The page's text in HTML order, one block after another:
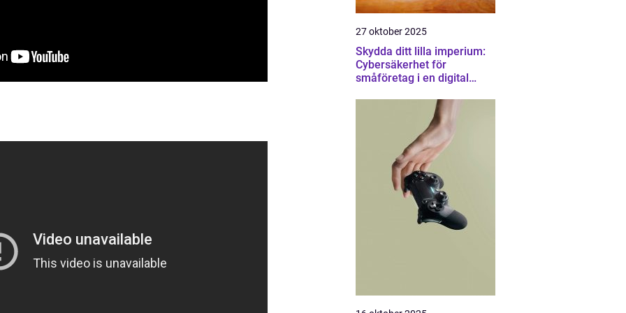
27 oktober 2025
Skydda ditt lilla imperium:
Cybersäkerhet för
småföretag i en digital